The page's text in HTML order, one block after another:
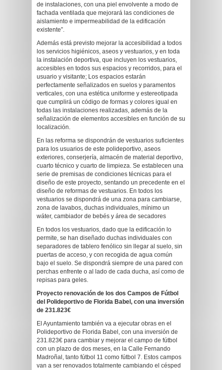
de instalaciones, con una piel envolvente a modo de
fachada ventilada que mejorará las condiciones de
aislamiento e impermeabilidad de la edificación
existente”.
Además está previsto mejorar la accesibilidad a todos
los servicios higiénicos, aseos y vestuarios, y en toda
la instalación deportiva, que incluyen los vestuarios,
accesibles en todos sus espacios y recorridos, para el
usuario y visitante; Los espacios estarán
perfectamente señalizados en suelos y paramentos
verticales, con una estética uniforme y estereotipada
que cumplirá un código de formas y colores igual en
todas las instalaciones realizadas, además de la
señalización de elementos accesibles en función de su
localización.
En las reforma se dispondrán de vestuarios suficientes
para los usuarios de este polideportivo, aseos
exteriores, conserjería, almacén de material deportivo,
cuarto técnico y cuarto de limpieza. Se establecen una
serie de premisas de condiciones técnicas para el
diseño de este proyecto, sentando un precedente en el
diseño de reformas de vestuarios. En todos los
vestuarios se dispondrá de una zona para cambiarse,
zona de lavabos, duchas individuales, mínimo un
wáter, cambiador de bebés y área de secadores
En todos los vestuarios, dado que la edificación lo
permite, se han diseñado duchas individuales con
separadores de tablero fenólico sin llegar al suelo, sin
puertas de acceso, y con recogida de agua común
bajo el suelo. Se dispondrá siempre de una pared con
perchas enfrente o al lado de cada ducha, así como de
repisas para geles.
Proyecto renovación de los dos Campos de Fútbol
del Polideportivo de Florida Babel, con una inversión
de 231.823€
El Ayuntamiento también va a ejecutar obras en el
Polideportivo de Florida Babel, con una inversión de
231.823€ para cambiar y mejorar el campo de fútbol
con un plazo de dos meses, en la Calle Fernando
Madroñal, tanto fútbol 11 como fútbol 7. Estos campos
van a ser renovados totalmente cambiando el césped